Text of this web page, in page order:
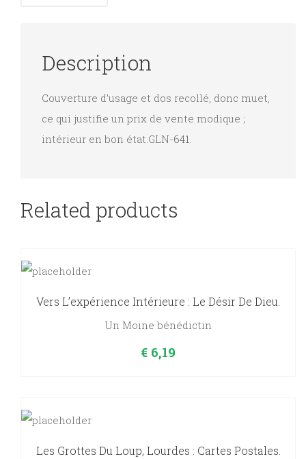
Description
Couverture d’usage et dos recollé, donc muet,
ce qui justifie un prix de vente modique ;
intérieur en bon état.GLN-641.
Related products
Vers L’expérience Intérieure : Le Désir De Dieu.
Un Moine bénédictin
€ 6,19
Les Grottes Du Loup, Lourdes : Cartes Postales.